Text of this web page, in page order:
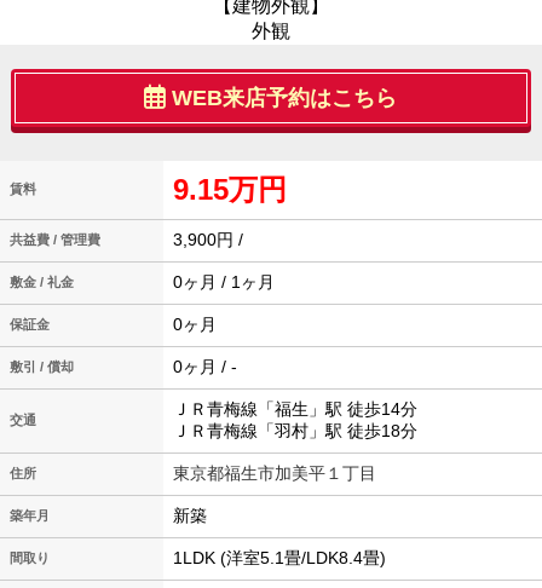
【建物外観】
外観
WEB来店予約はこちら
賃料 9.15万円
共益費 / 管理費 3,900円 /
敷金 / 礼金 0ヶ月 / 1ヶ月
保証金 0ヶ月
敷引 / 償却 0ヶ月 / -
交通
ＪＲ青梅線「福生」駅 徒歩14分
ＪＲ青梅線「羽村」駅 徒歩18分
住所 東京都福生市加美平１丁目
築年月 新築
間取り 1LDK (洋室5.1畳/LDK8.4畳)